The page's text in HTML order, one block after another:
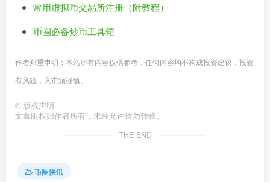
常用虚拟币交易所注册（附教程）
币圈必备炒币工具箱
作者郑重申明：本站所有内容仅供参考，任何内容均不构成投资建议，投资
有风险，入市须谨慎。
© 版权声明
文章版权归作者所有，未经允许请勿转载。
THE END
币圈快讯